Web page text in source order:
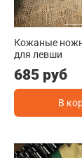
Кожаные
для левши
685 руб
В